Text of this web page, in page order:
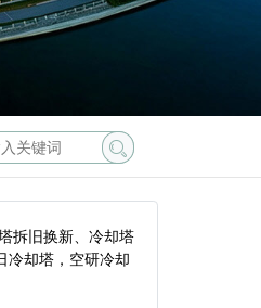
拆旧换新、冷却塔
冷却塔，空研冷却